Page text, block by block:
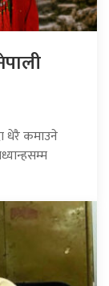
धेरै कमाउने